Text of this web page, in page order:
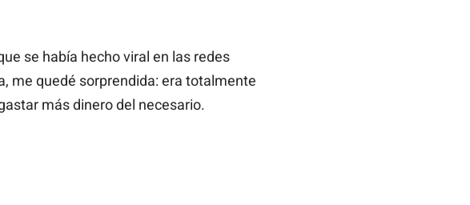
se había hecho viral en las redes
me quedé sorprendida: era totalmente
más dinero del necesario.